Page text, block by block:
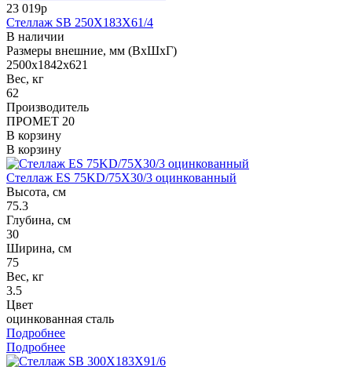
23 019р
Стеллаж SB 250X183X61/4
В наличии
Размеры внешние, мм (ВхШхГ)
2500x1842x621
Вес, кг
62
Производитель
ПРОМЕТ 20
В корзину
В корзину
Стеллаж ES 75KD/75X30/3 оцинкованный
Высота, см
75.3
Глубина, см
30
Ширина, см
75
Вес, кг
3.5
Цвет
оцинкованная сталь
Подробнее
Подробнее